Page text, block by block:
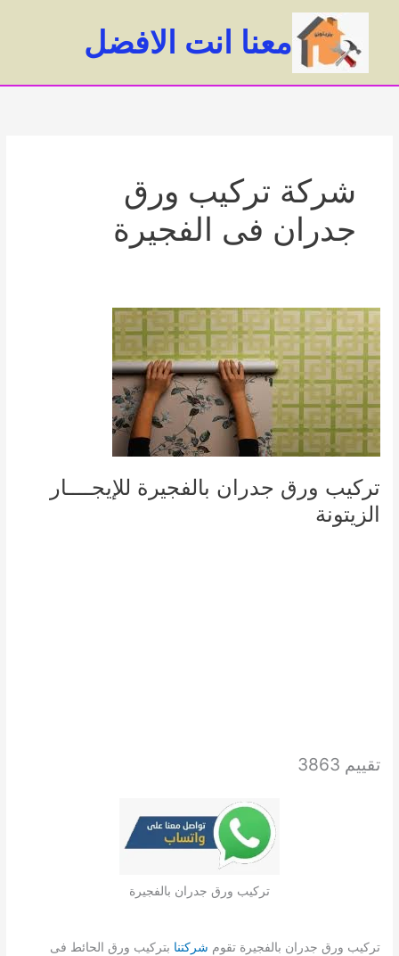
المحتوى
معنا انت الافضل
شركة تركيب ورق
جدران فى الفجيرة
تركيب ورق جدران بالفجيرة للإيجــــار
الزيتونة
تقييم 3863
تركيب ورق جدران بالفجيرة
تركيب ورق جدران بالفجيرة تقوم شركتنا بتركيب ورق الحائط فى